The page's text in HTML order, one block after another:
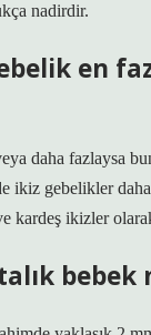
nadirdir.
en
daha fazlaysa
ikiz gebelikler daha
kardeş ikizler
bebek